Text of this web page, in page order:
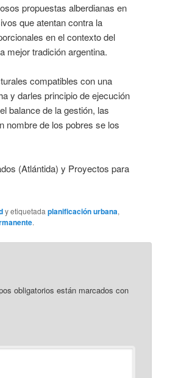
propuestas alberdianas en
que atentan contra la
en el contexto del
mejor tradición argentina.
compatibles con una
y darles principio de ejecución
balance de la gestión, las
nombre de los pobres se los
(Atlántida) y Proyectos para
y etiquetada planificación urbana,
.
obligatorios están marcados con